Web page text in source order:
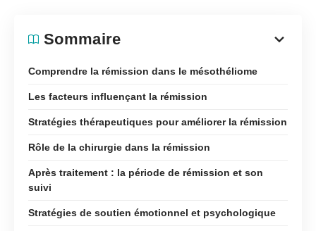
Sommaire
Comprendre la rémission dans le mésothéliome
Les facteurs influençant la rémission
Stratégies thérapeutiques pour améliorer la rémission
Rôle de la chirurgie dans la rémission
Après traitement : la période de rémission et son
suivi
Stratégies de soutien émotionnel et psychologique